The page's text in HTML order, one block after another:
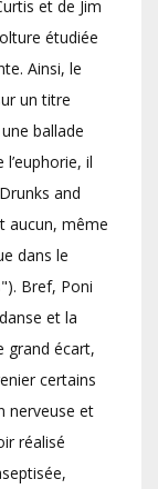
et de Jim
étudiée
Ainsi, le
un titre
ballade
il
and
aucun, même
dans le
Bref, Poni
et la
grand écart,
certains
nerveuse et
réalisé